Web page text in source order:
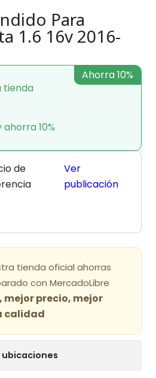
Para
1.6 16v 2016-
tienda
10%
Ahorra 10%
de
Ver
publicación
tienda oficial ahorras
con MercadoLibre
precio, mejor
calidad